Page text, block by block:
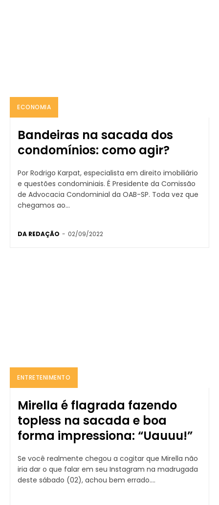
ECONOMIA
Bandeiras na sacada dos
condomínios: como agir?
Por Rodrigo Karpat, especialista em direito imobiliário
e questões condominiais. É Presidente da Comissão
de Advocacia Condominial da OAB-SP. Toda vez que
chegamos ao...
DA REDAÇÃO - 02/09/2022
ENTRETENIMENTO
Mirella é flagrada fazendo
topless na sacada e boa
forma impressiona: “Uauuu!”
Se você realmente chegou a cogitar que Mirella não
iria dar o que falar em seu Instagram na madrugada
deste sábado (02), achou bem errado....